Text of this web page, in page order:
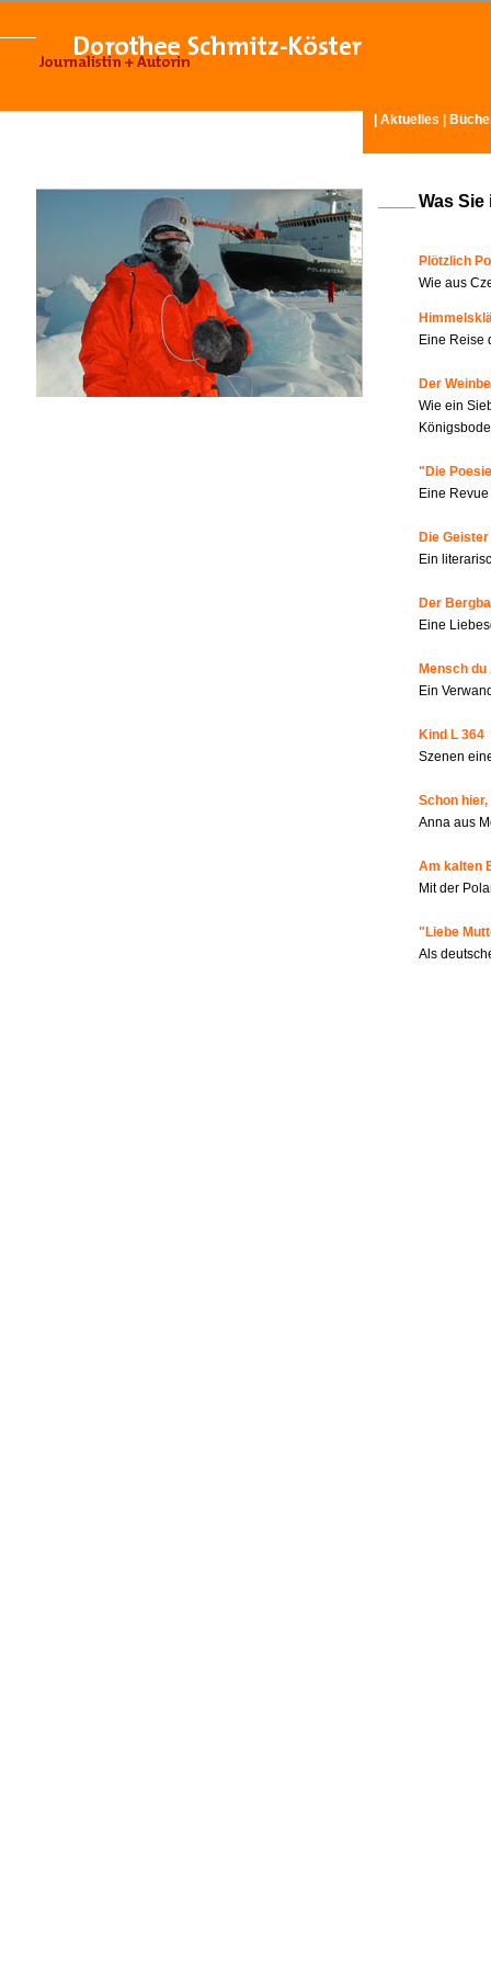
Aktuelles
Was
Plötzlich
Wie aus
Eine Reise
Der
Wie ein
"Die
Eine
Die
Ein
Der
Eine
Mensch du
Ein
Kind L 364
Szenen
Schon
Anna aus
Am kalten
Mit der
"Liebe
Als